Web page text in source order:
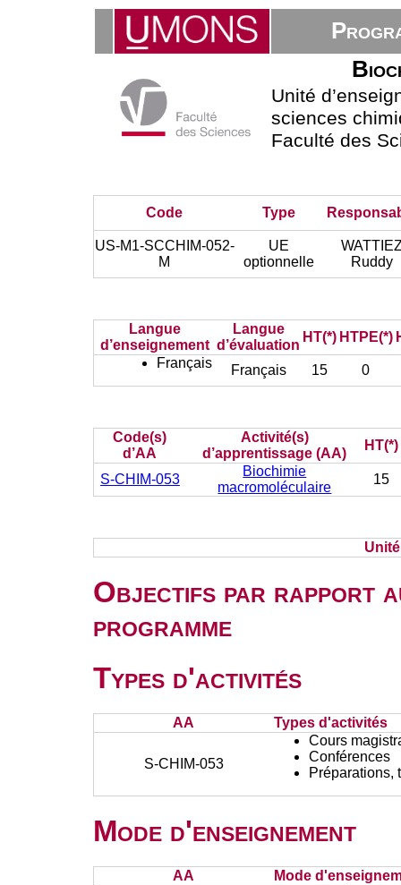
Unité
sciences
Faculté des
Code Type
US-M1-SCCHIM-052-
M
UE
optionnelle
Ruddy
Langue
d’enseignement
Langue
d’évaluation
HT(*) HTPE(*)
Français
Français 15 0
Code(s)
d’AA
Activité(s)
d’apprentissage (AA)
HT(*)
S-CHIM-053
Biochimie
macromoléculaire
15
Objectifs par rapport
programme
Types d'activités
AA Types d'activités
S-CHIM-053
Cours
Conférences
Préparations,
Mode d'enseignement
AA
Mode